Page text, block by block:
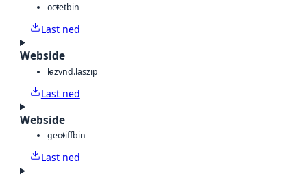
octetbin
Last ned
Webside
lazvnd.laszip
Last ned
Webside
geotiffbin
Last ned